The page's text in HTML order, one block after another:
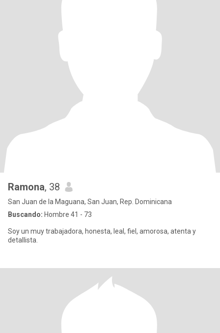
Ramona, 38
San Juan de la Maguana, San Juan, Rep. Dominicana
Buscando: Hombre 41 - 73
Soy un muy trabajadora, honesta, leal, fiel, amorosa, atenta y
detallista.